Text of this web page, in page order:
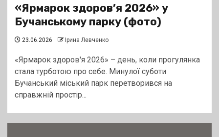
«Ярмарок здоров’я 2026» у
Бучанському парку (фото)
23.06.2026 Ірина Левченко
«Ярмарок здоров'я 2026» – день, коли прогулянка
стала турботою про себе. Минулої суботи
Бучанський міський парк перетворився на
справжній простір...